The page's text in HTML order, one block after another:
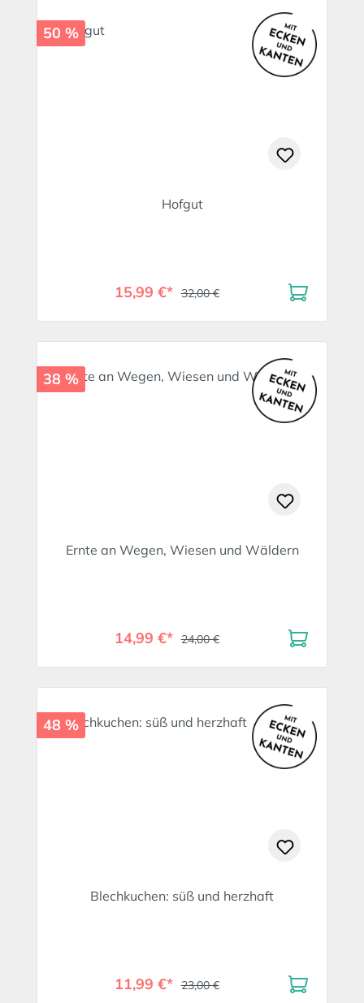
50 %
Hofgut
15,99 €* 32,00 €
38 %
Ernte an Wegen, Wiesen und Wäldern
14,99 €* 24,00 €
48 %
Blechkuchen: süß und herzhaft
11,99 €* 23,00 €